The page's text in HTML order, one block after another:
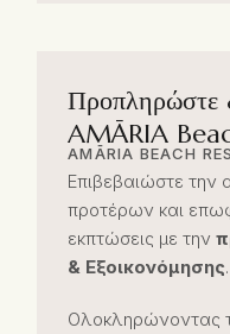
Προπληρώστε
AMĀRIA
AMĀRIA BEACH
Επιβεβαιώστε
προτέρων και
εκπτώσεις με την
& Εξοικονόμησης.
Ολοκληρώνοντας